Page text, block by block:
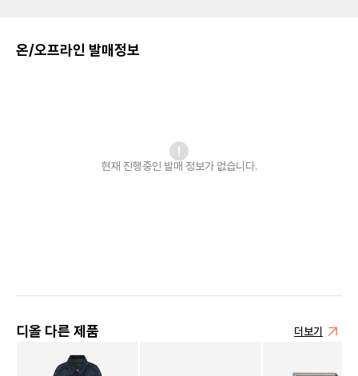
온/오프라인 발매정보
현재 진행중인 발매 정보가 없습니다.
디올 다른 제품 더보기